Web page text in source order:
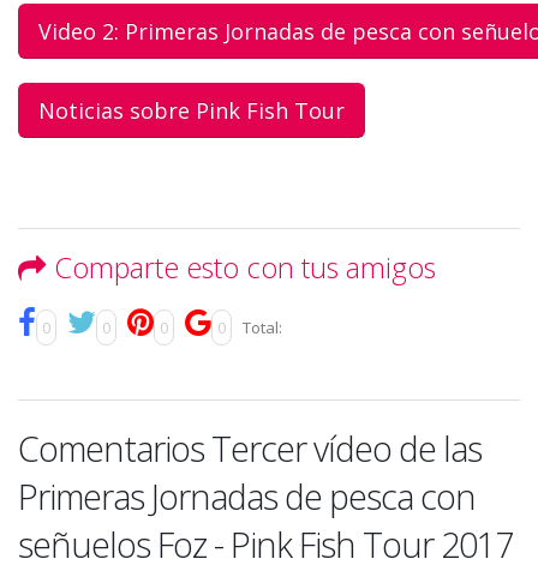
Video 2: Primeras Jornadas de pesca con
Noticias sobre Pink Fish Tour
Comparte esto con tus amigos
0 0 0 0 Total:
Comentarios Tercer vídeo de las
Primeras Jornadas de pesca con
señuelos Foz - Pink Fish Tour 2017